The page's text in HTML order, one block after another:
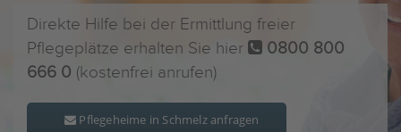
Direkte Hilfe bei der Ermittlung freier
Pflegeplätze erhalten Sie hier
0800 800
666 0 (kostenfrei anrufen)
Pflegeheime in Schmelz anfragen